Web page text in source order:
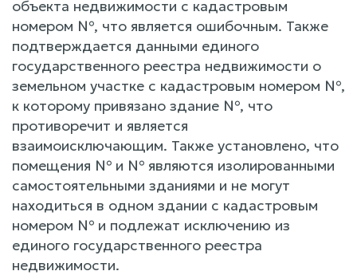
объекта недвижимости с кадастровым
номером №, что является ошибочным. Также
подтверждается данными единого
государственного реестра недвижимости о
земельном участке с кадастровым номером №,
к которому привязано здание №, что
противоречит и является
взаимоисключающим. Также установлено, что
помещения № и № являются изолированными
самостоятельными зданиями и не могут
находиться в одном здании с кадастровым
номером № и подлежат исключению из
единого государственного реестра
недвижимости.